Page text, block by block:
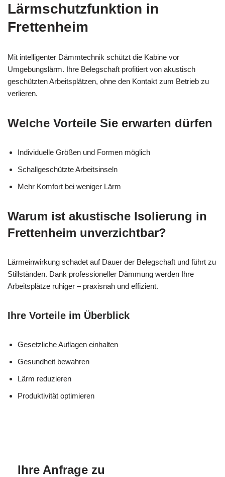
Lärmschutzfunktion in
Frettenheim
Mit intelligenter Dämmtechnik schützt die Kabine vor
Umgebungslärm. Ihre Belegschaft profitiert von akustisch
geschützten Arbeitsplätzen, ohne den Kontakt zum Betrieb zu
verlieren.
Welche Vorteile Sie erwarten dürfen
Individuelle Größen und Formen möglich
Schallgeschützte Arbeitsinseln
Mehr Komfort bei weniger Lärm
Warum ist akustische Isolierung in
Frettenheim unverzichtbar?
Lärmeinwirkung schadet auf Dauer der Belegschaft und führt zu
Stillständen. Dank professioneller Dämmung werden Ihre
Arbeitsplätze ruhiger – praxisnah und effizient.
Ihre Vorteile im Überblick
Gesetzliche Auflagen einhalten
Gesundheit bewahren
Lärm reduzieren
Produktivität optimieren
Ihre Anfrage zu